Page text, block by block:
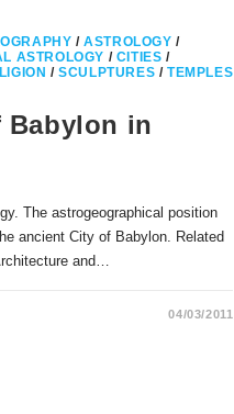
/ASTROLOGY /
ASTROLOGY / CITIES /
/SCULPTURES / TEMPLES
Babylon in
The astrogeographical position
ancient City of Babylon. Related
and…
04/03/2011